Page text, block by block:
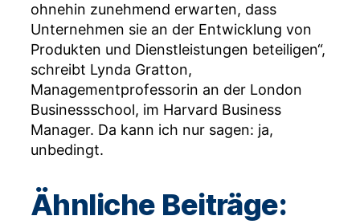
ohnehin zunehmend erwarten, dass
Unternehmen sie an der Entwicklung von
Produkten und Dienstleistungen beteiligen“,
schreibt Lynda Gratton,
Managementprofessorin an der London
Businessschool, im Harvard Business
Manager. Da kann ich nur sagen: ja,
unbedingt.
Ähnliche Beiträge: